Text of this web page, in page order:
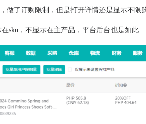
做了订购限制，但是打开详情还是显示不限
sku，不显示在主产品，平台后台也是如此